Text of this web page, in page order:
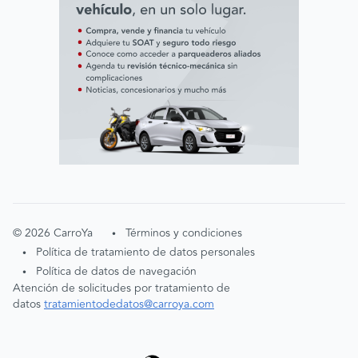
©2026 CarroYa • Términos y condiciones
• Política de tratamiento de datos personales
•
Política de datos de navegación
Atención de solicitudes por tratamiento de
datostratamientodedatos@carroya.com